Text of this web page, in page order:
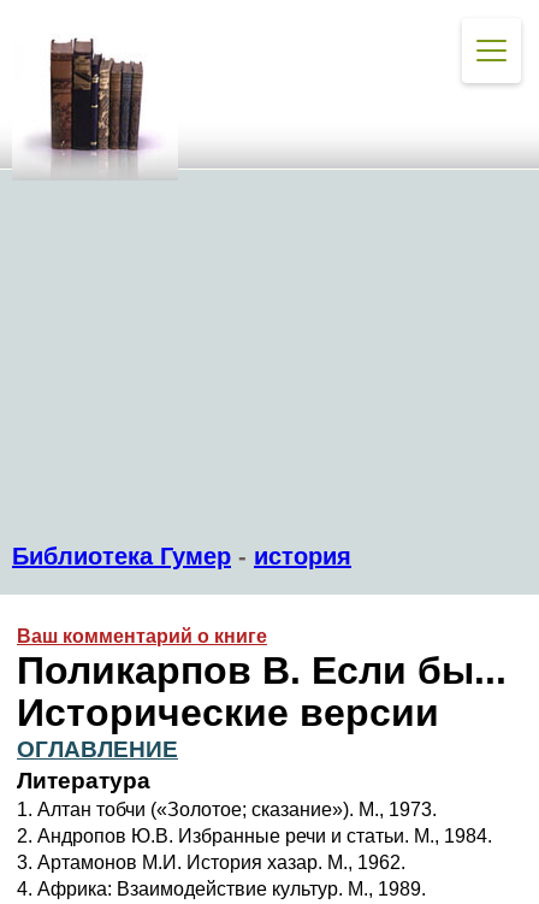
Библиотека Гумер - история
Ваш комментарий о книге
Поликарпов В. Если бы...
Исторические версии
ОГЛАВЛЕНИЕ
Литература
1. Алтан тобчи («Золотое; сказание»). М., 1973.
2. Андропов Ю.В. Избранные речи и статьи. М., 1984.
3. Артамонов М.И. История хазар. М., 1962.
4. Африка: Взаимодействие культур. М., 1989.